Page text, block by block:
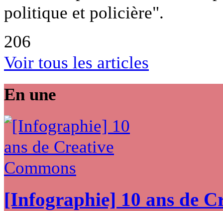
politique et policière".
206
Voir tous les articles
En une
[Infographie] 10 ans de